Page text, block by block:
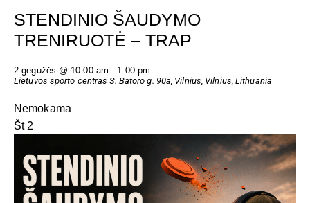
STENDINIO ŠAUDYMO
TRENIRUOTĖ – TRAP
2 gegužės @ 10:00 am - 1:00 pm
Lietuvos sporto centrasS. Batoro g. 90a, Vilnius, Vilnius, Lithuania
Nemokama
Št 2